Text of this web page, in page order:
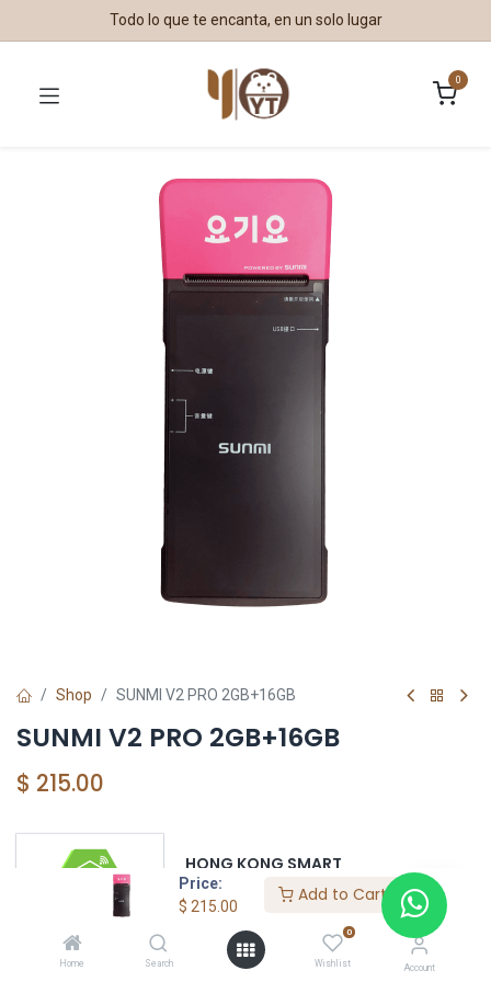
Price:
$ 215.00
Add to Cart
Home Search
0
Wishlist Account
Todo lo que te encanta, en un solo lugar
0
Shop SUNMI V2 PRO 2GB+16GB
SUNMI V2 PRO 2GB+16GB
$ 215.00
HONG KONG SMART
TORRE EL DORADO+507 6291-3168